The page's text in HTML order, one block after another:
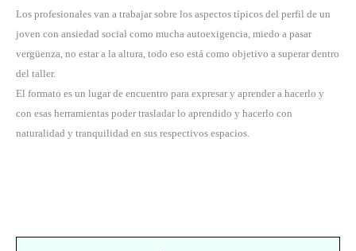
Los profesionales van a trabajar sobre los aspectos típicos del perfil de un
joven con ansiedad social como mucha autoexigencia, miedo a pasar
vergüenza, no estar a la altura, todo eso está como objetivo a superar dentro
del taller.
El formato es un lugar de encuentro para expresar y aprender a hacerlo y
con esas herramientas poder trasladar lo aprendido y hacerlo con
naturalidad y tranquilidad en sus respectivos espacios.